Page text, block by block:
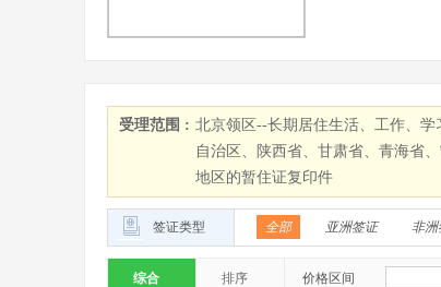
受理范围 : 北京领区--长期居住生活、工作、
自治区、陕西省、甘肃省、青海省
地区的暂住证复印件
签证类型 全部 亚洲签证 非洲
综合 排序 价格区间